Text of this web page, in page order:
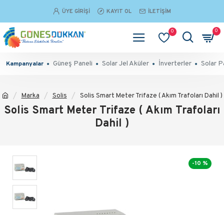
ÜYE GIRIŞI KAYIT OL İLETIŞIM
0 0
Kampanyalar Güneş Paneli Solar Jel Aküler İnverterler Solar
Marka Solis Solis Smart Meter Trifaze ( Akım Trafoları Dahil )
Solis Smart Meter Trifaze ( Akım Trafoları
Dahil )
-10 %